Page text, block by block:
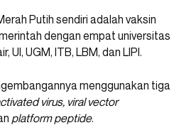
Putih sendiri adalah vaksin
dengan empat universitas
UI, UGM, ITB, LBM, dan LIPI.
menggunakan tiga
virus, viral vector
platform peptide.